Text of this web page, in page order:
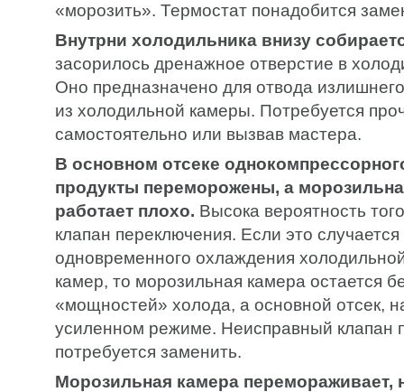
«морозить». Термостат понадобится
Внутрни холодильника внизу
засорилось дренажное отверстие в
Оно предназначено для отвода
из холодильной камеры. Потребуется
самостоятельно или вызвав мастера.
В основном отсеке
продукты переморожены, а
работает плохо. Высока вероятность
клапан переключения. Если это
одновременного охлаждения
камер, то морозильная камера остается
«мощностей» холода, а основной отсек,
усиленном режиме. Неисправный клапан
потребуется заменить.
Морозильная камера перемораживает,